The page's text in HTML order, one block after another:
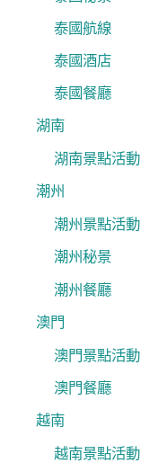
泰國航線
泰國酒店
泰國餐廳
湖南
湖南景點活動
潮州
潮州景點活動
潮州秘景
潮州餐廳
澳門
澳門景點活動
澳門餐廳
越南
越南景點活動